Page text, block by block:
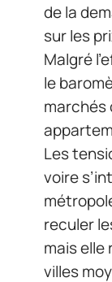
de la
sur les
Malgré
le
marchés
Les
voire
reculer
mais elle
villes